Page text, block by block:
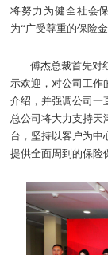
将努力为健全社会
为“广受尊重的保险
傅杰总裁首先对红
示欢迎，对公司工作
介绍，并强调公司一
总公司将大力支持天
台，坚持以客户为中
提供全面周到的保险